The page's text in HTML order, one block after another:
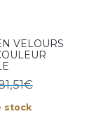
VELOURS
stock